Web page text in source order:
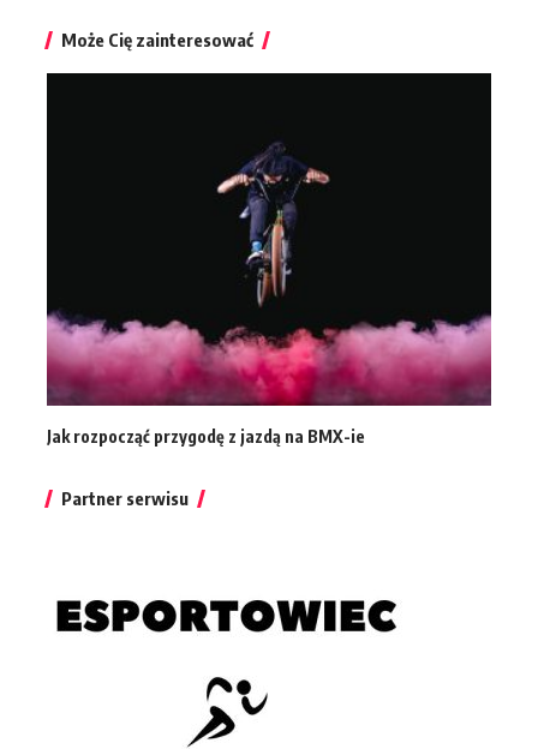
Może Cię zainteresować
Jak rozpocząć przygodę z jazdą na BMX-ie
Partner serwisu